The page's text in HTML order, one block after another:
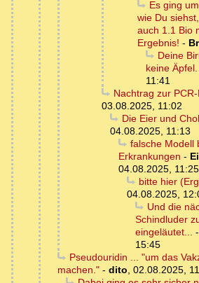
Es ging
wie Du
auch 1.1 Bio
Ergebnis! -
Deine
keine Äpfel.
11:41
Nachtrag zur
03.08.2025, 11:02
Die Eier und
04.08.2025, 11:13
falsche Modell
Erkrankungen -
04.08.2025, 11:25
bitte hier
04.08.2025,
Und die
Schindluder
eingeläutet... -
15:45
Pseudouridin ... "um das
machen." - dito, 02.08.2025,